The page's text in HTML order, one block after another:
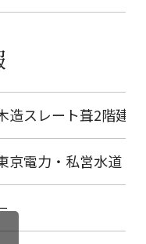
造スレート葺2階建
京電力・私営水道・